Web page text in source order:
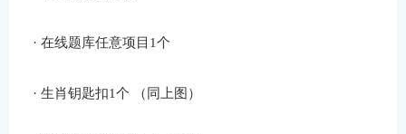
· 在线题库任意项目1个
· 生肖钥匙扣1个 （同上图）